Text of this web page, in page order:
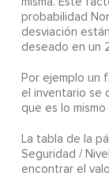
probabilidad
desviación
deseado en un
Por ejemplo un
el inventario se
que es lo
La tabla de la
Seguridad /
encontrar el